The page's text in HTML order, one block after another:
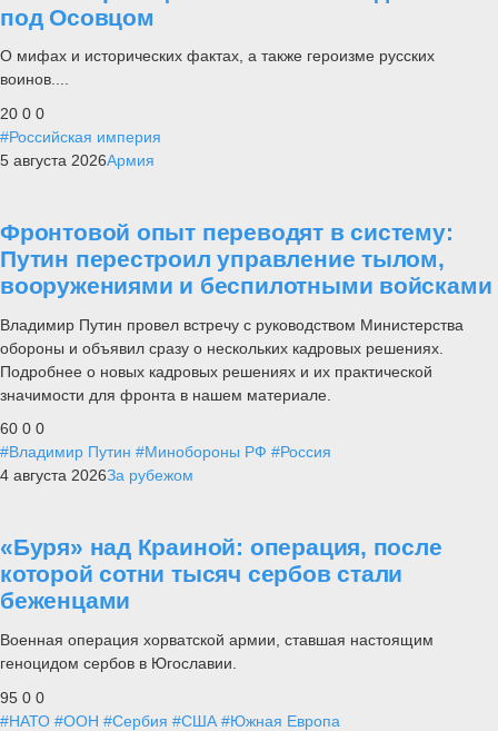
под Осовцом
О мифах и исторических фактах, а также героизме русских
воинов....
20 0 0
#Российская империя
5 августа 2026Армия
Фронтовой опыт переводят в систему:
Путин перестроил управление тылом,
вооружениями и беспилотными войсками
Владимир Путин провел встречу с руководством Министерства
обороны и объявил сразу о нескольких кадровых решениях.
Подробнее о новых кадровых решениях и их практической
значимости для фронта в нашем материале.
60 0 0
#Владимир Путин #Минобороны РФ #Россия
4 августа 2026За рубежом
«Буря» над Краиной: операция, после
которой сотни тысяч сербов стали
беженцами
Военная операция хорватской армии, ставшая настоящим
геноцидом сербов в Югославии.
95 0 0
#НАТО #ООН #Сербия #США #Южная Европа